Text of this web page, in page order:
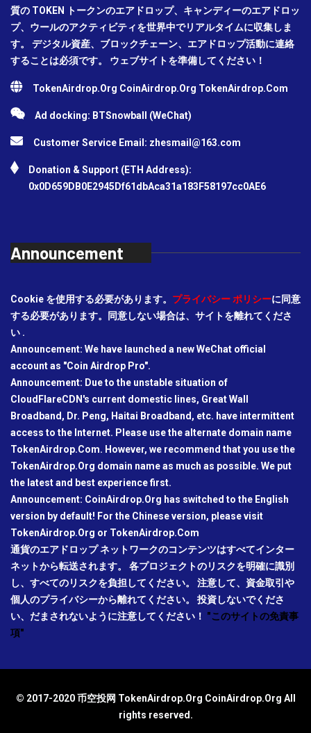
質の TOKEN トークンのエアドロップ、キャンディーのエアドロッ
プ、ウールのアクティビティを世界中でリアルタイムに収集しま
す。 デジタル資産、ブロックチェーン、エアドロップ活動に連絡
することは必須です。 ウェブサイトを準備してください！
TokenAirdrop.Org CoinAirdrop.Org TokenAirdrop.Com
Ad docking: BTSnowball (WeChat)
Customer Service Email: zhesmail@163.com
Donation & Support (ETH Address):
0x0D659DB0E2945Df61dbAca31a183F58197cc0AE6
Announcement
Cookie を使用する必要があります。 プライバシー ポリシーに同意
する必要があります。同意しない場合は、サイトを離れてくださ
い .
Announcement: We have launched a new WeChat official
account as "Coin Airdrop Pro".
Announcement: Due to the unstable situation of
CloudFlareCDN's current domestic lines, Great Wall
Broadband, Dr. Peng, Haitai Broadband, etc. have intermittent
access to the Internet. Please use the alternate domain name
TokenAirdrop.Com. However, we recommend that you use the
TokenAirdrop.Org domain name as much as possible. We put
the latest and best experience first.
Announcement: CoinAirdrop.Org has switched to the English
version by default! For the Chinese version, please visit
TokenAirdrop.Org or TokenAirdrop.Com
通貨のエアドロップ ネットワークのコンテンツはすべてインター
ネットから転送されます。 各プロジェクトのリスクを明確に識別
し、すべてのリスクを負担してください。 注意して、資金取引や
個人のプライバシーから離れてください。 投資しないでくださ
い、だまされないように注意してください！ "このサイトの免責事
項"
© 2017-2020 币空投网 TokenAirdrop.Org CoinAirdrop.Org All
rights reserved.